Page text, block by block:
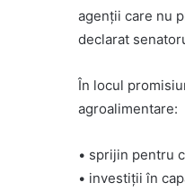
agenții care nu
declarat
În locul
agroalimentare:
•⁠ ⁠sprijin pentru
•⁠ ⁠investiții în